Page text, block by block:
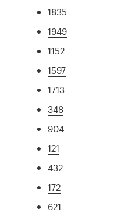
1835
1949
1152
1597
1713
348
904
121
432
172
621